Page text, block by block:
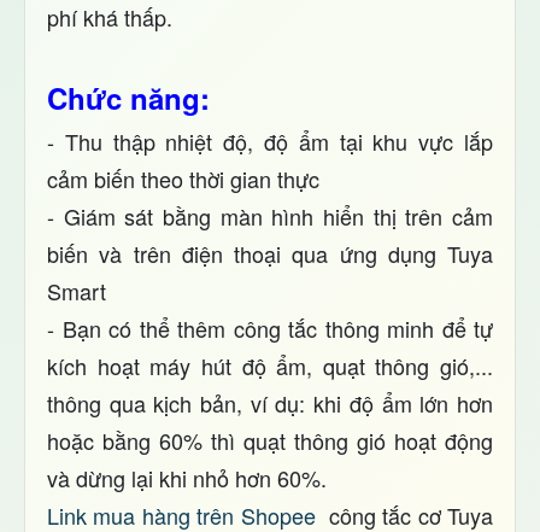
phí khá thấp.
Chức năng:
- Thu thập nhiệt độ, độ ẩm tại khu vực lắp
cảm biến theo thời gian thực
- Giám sát bằng màn hình hiển thị trên cảm
biến và trên điện thoại qua ứng dụng Tuya
Smart
- Bạn có thể thêm công tắc thông minh để tự
kích hoạt máy hút độ ẩm, quạt thông gió,...
thông qua kịch bản, ví dụ: khi độ ẩm lớn hơn
hoặc bằng 60% thì quạt thông gió hoạt động
và dừng lại khi nhỏ hơn 60%.
Link mua hàng trên Shopeecông tắc cơ Tuya